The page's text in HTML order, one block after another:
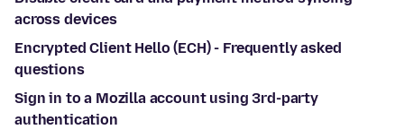
across devices
Encrypted Client Hello (ECH) - Frequently asked
questions
Sign in to a Mozilla account using 3rd-party
authentication